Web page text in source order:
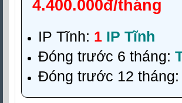
4.400.000đ/tháng
IP Tĩnh: 1 IP Tĩnh
Đóng trước 6 tháng:
Đóng trước 12 tháng: